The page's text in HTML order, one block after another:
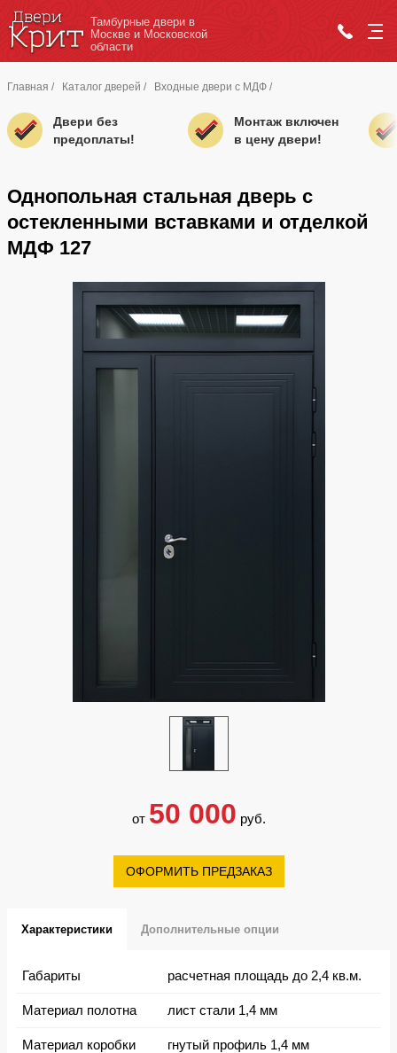
Тамбурные двери в
Москве и Московской
области
Главная / Каталог дверей / Входные двери с МДФ /
Двери без
предоплаты!
Монтаж включен
в цену двери!
Однопольная стальная дверь с
остекленными вставками и отделкой
МДФ 127
от 50 000 руб.
ОФОРМИТЬ ПРЕДЗАКАЗ
Характеристики Дополнительные опции
Габариты расчетная площадь до 2,4 кв.м.
Материал полотна лист стали 1,4 мм
Материал коробки гнутый профиль 1,4 мм